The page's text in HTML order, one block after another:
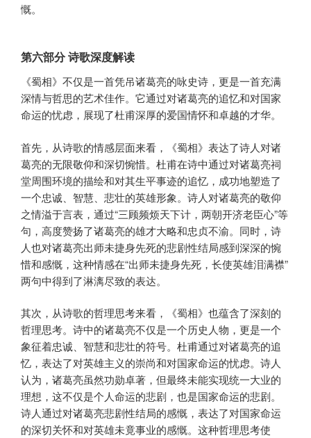
慨。
第六部分 诗歌深度解读
《蜀相》不仅是一首凭吊诸葛亮的咏史诗，更是一首充满
深情与哲思的艺术佳作。它通过对诸葛亮的追忆和对国家
命运的忧虑，展现了杜甫深厚的爱国情怀和卓越的才华。
首先，从诗歌的情感层面来看，《蜀相》表达了诗人对诸
葛亮的无限敬仰和深切惋惜。杜甫在诗中通过对诸葛亮祠
堂周围环境的描绘和对其生平事迹的追忆，成功地塑造了
一个忠诚、智慧、悲壮的英雄形象。诗人对诸葛亮的敬仰
之情溢于言表，通过“三顾频烦天下计，两朝开济老臣心”等
句，高度赞扬了诸葛亮的雄才大略和忠贞不渝。同时，诗
人也对诸葛亮出师未捷身先死的悲剧性结局感到深深的惋
惜和感慨，这种情感在“出师未捷身先死，长使英雄泪满襟”
两句中得到了淋漓尽致的表达。
其次，从诗歌的哲理思考来看，《蜀相》也蕴含了深刻的
哲理思考。诗中的诸葛亮不仅是一个历史人物，更是一个
象征着忠诚、智慧和悲壮的符号。杜甫通过对诸葛亮的追
忆，表达了对英雄主义的崇尚和对国家命运的忧虑。诗人
认为，诸葛亮虽然功勋卓著，但最终未能实现统一大业的
理想，这不仅是个人命运的悲剧，也是国家命运的悲剧。
诗人通过对诸葛亮悲剧性结局的感慨，表达了对国家命运
的深切关怀和对英雄未竟事业的感慨。这种哲理思考使